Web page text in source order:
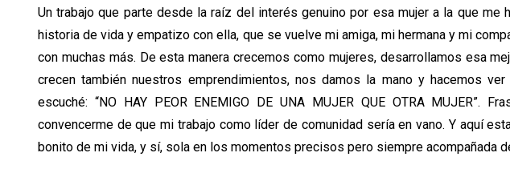
Un trabajo que parte desde la raíz del interés genuino por esa mujer a la que me
historia de vida y empatizo con ella, que se vuelve mi amiga, mi hermana y mi
con muchas más. De esta manera crecemos como mujeres, desarrollamos esa
crecen también nuestros emprendimientos, nos damos la mano y hacemos
escuché: “NO HAY PEOR ENEMIGO DE UNA MUJER QUE OTRA MUJER”.
convencerme de que mi trabajo como líder de comunidad sería en vano. Y aquí
bonito de mi vida, y sí, sola en los momentos precisos pero siempre acompañada